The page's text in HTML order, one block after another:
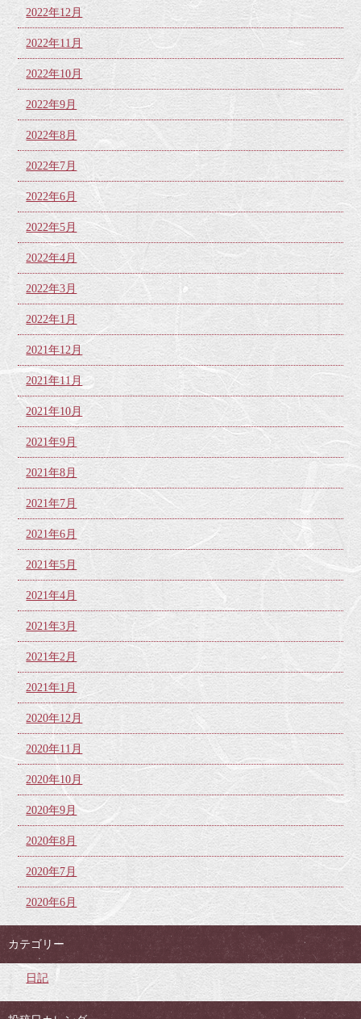
2022年12月
2022年11月
2022年10月
2022年9月
2022年8月
2022年7月
2022年6月
2022年5月
2022年4月
2022年3月
2022年1月
2021年12月
2021年11月
2021年10月
2021年9月
2021年8月
2021年7月
2021年6月
2021年5月
2021年4月
2021年3月
2021年2月
2021年1月
2020年12月
2020年11月
2020年10月
2020年9月
2020年8月
2020年7月
2020年6月
カテゴリー
日記